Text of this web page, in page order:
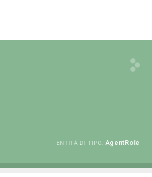
ENTITÀ DI TIPO: AgentRole